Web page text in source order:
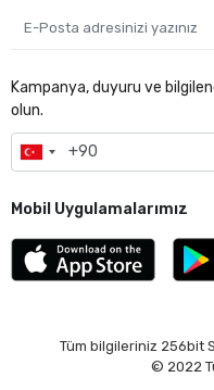
Kampanya, duyuru ve
olun.
Mobil Uygulamalarımız
Tüm bilgileriniz 256bit
© 2022